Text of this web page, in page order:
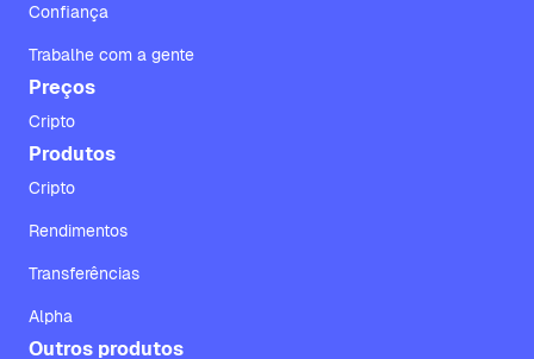
Confiança
Trabalhe com a gente
Preços
Cripto
Produtos
Cripto
Rendimentos
Transferências
Alpha
Outros produtos